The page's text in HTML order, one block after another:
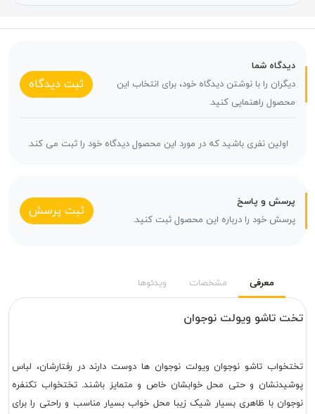
دیدگاه شما
دیگران را با نوشتن دیدگاه خود، برای انتخاب این
محصول راهنمایی کنید.
ثبت دیدگاه
اولین نفری باشید که در مورد این محصول دیدگاه خود را ثبت می کند.
پرسش و پاسخ
پرسش خود را درباره این محصول ثبت کنید.
ثبت پرسش
معرفی مشخصات ویدئوها
تخت تاشو ویولت نوجوان
تختخواب تاشو نوجوان ویولت نوجوان ها دوست دارند در رفتارشان، لباس
پوشیدنشان و حتی محل خوابشان خاص و متمایز باشند. تختخواب تکنفره
نوجوان با ظاهری بسیار شیک زیبا محل خواب بسیار مناسب و راحتی را برای